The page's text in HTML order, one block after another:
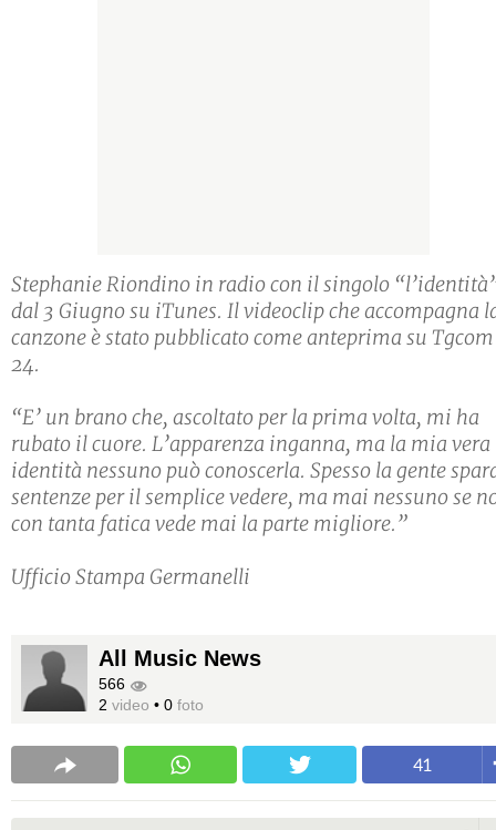
Stephanie Riondino in radio con il singolo
dal 3 Giugno su iTunes. Il videoclip che accompagna
canzone è stato pubblicato come anteprima su Tgcom
24.
“E’ un brano che, ascoltato per la prima volta, mi ha
rubato il cuore. L’apparenza inganna, ma la mia vera
identità nessuno può conoscerla. Spesso la gente
sentenze per il semplice vedere, ma mai nessuno se
con tanta fatica vede mai la parte migliore.”
Ufficio Stampa Germanelli
All Music News
566
2 video • 0 foto
41